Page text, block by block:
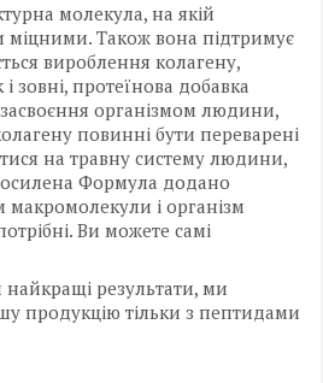
молекула, на якій
міцними. Також вона підтримує
вироблення колагену,
протеїнова добавка
організмом людини,
повинні бути переварені
на травну систему людини,
Формула додано
і організм
Ви можете самі
результати, ми
продукцію тільки з пептидами